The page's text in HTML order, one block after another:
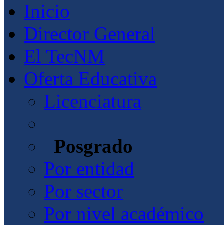
Inicio
Director General
El TecNM
Oferta Educativa
Licenciatura
Posgrado
Por entidad
Por sector
Por nivel académico